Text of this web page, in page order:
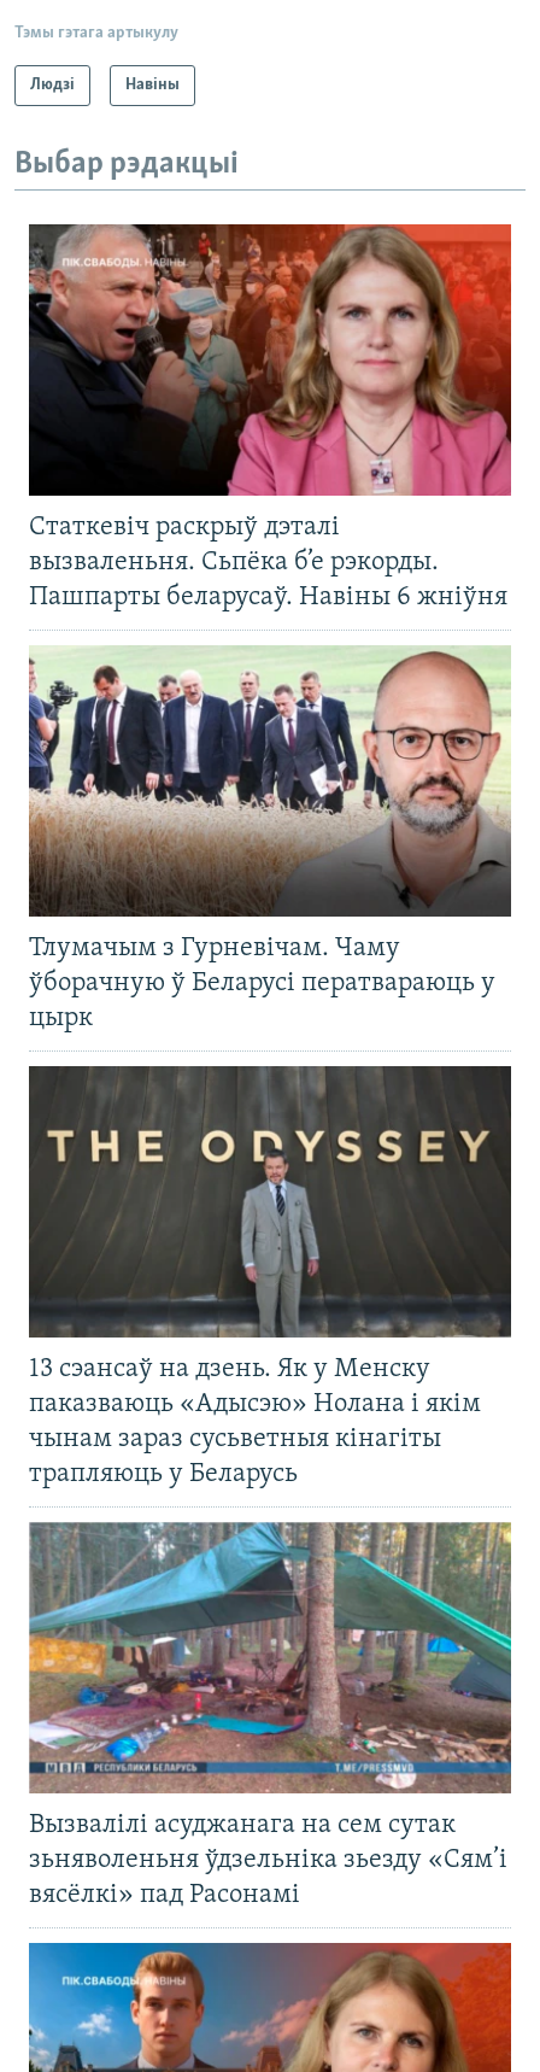
Тэмы гэтага артыкулу
Людзі Навіны
Выбар рэдакцыі
Статкевіч раскрыў дэталі
вызваленьня. Сьпёка б’е рэкорды.
Пашпарты беларусаў. Навіны 6 жніўня
Тлумачым з Гурневічам. Чаму
ўборачную ў Беларусі ператвараюць у
цырк
13 сэансаў на дзень. Як у Менску
паказваюць «Адысэю» Нолана і якім
чынам зараз сусьветныя кінагіты
трапляюць у Беларусь
Вызвалілі асуджанага на сем сутак
зьняволеньня ўдзельніка зьезду «Сям’і
вясёлкі» пад Расонамі